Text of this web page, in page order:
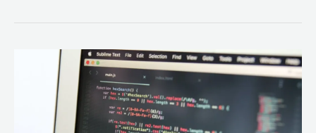
Models
revolucionando